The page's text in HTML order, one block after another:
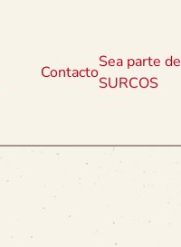
Contacto
Sea parte de
SURCOS